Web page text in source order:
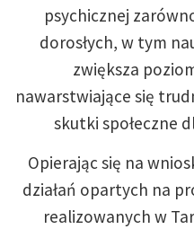
psychicznej
dorosłych, w tym
zwiększa
nawarstwiające się
skutki społeczne
Opierając się na
działań opartych na
realizowanych w